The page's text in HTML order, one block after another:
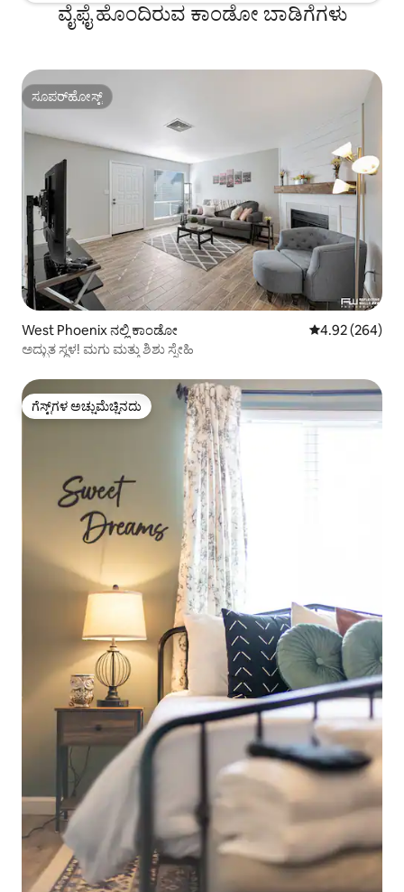
ವೈಫೈ ಹೊಂದಿರುವ ಕಾಂಡೋ ಬಾಡಿಗೆಗಳು
ಸೂಪರ್‌ಹೋಸ್ಟ್
ಸೂಪರ್‌ಹೋಸ್ಟ್
West Phoenix ನಲ್ಲಿ ಕಾಂಡೋ 5 ರಲ್ಲಿ 4.92
4.92 (264)
ಅದ್ಭುತ ಸ್ಥಳ! ಮಗು ಮತ್ತು ಶಿಶು ಸ್ನೇಹಿ
ಗೆಸ್ಟ್‌ಗಳ ಅಚ್ಚುಮೆಚ್ಚಿನದು
ಗೆಸ್ಟ್‌ಗಳ ಅಚ್ಚುಮೆಚ್ಚಿನದು